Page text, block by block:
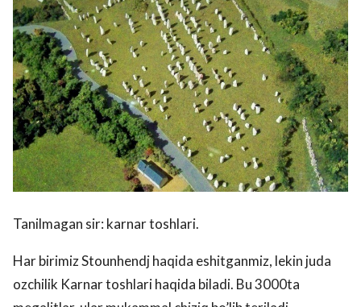
Tanilmagan sir: karnar toshlari.
Har birimiz Stounhendj haqida eshitganmiz, lekin juda
ozchilik Karnar toshlari haqida biladi. Bu 3000ta